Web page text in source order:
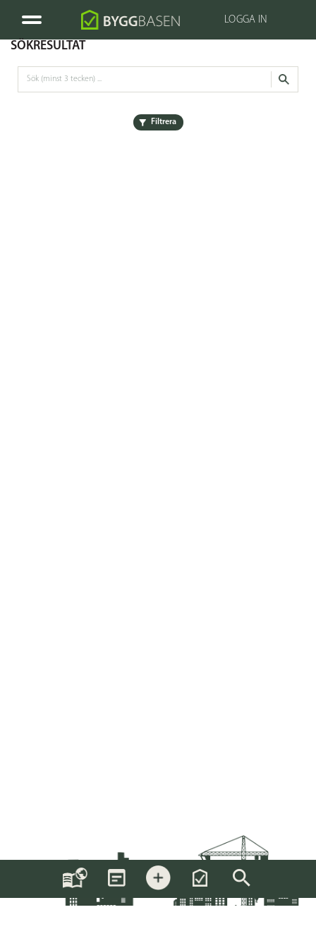
LOGGA IN
SÖKRESULTAT
Filtrera